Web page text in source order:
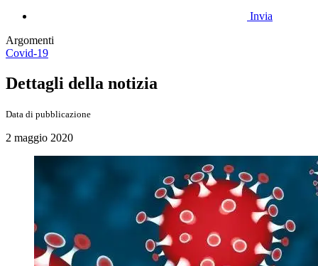
Invia
Argomenti
Covid-19
Dettagli della notizia
Data di pubblicazione
2 maggio 2020